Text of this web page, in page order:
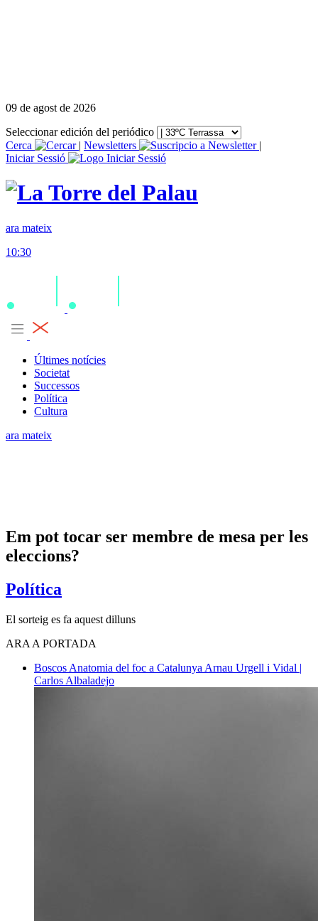
09 de agost de 2026
Seleccionar edición del periódico
Cerca
| Newsletters
|
Iniciar Sessió
ara mateix
10:30
Últimes notícies
Societat
Successos
Política
Cultura
ara mateix
Em pot tocar ser membre de mesa per les
eleccions?
Política
El sorteig es fa aquest dilluns
ARA A PORTADA
Boscos Anatomia del foc a Catalunya Arnau Urgell i Vidal |
Carlos Albaladejo